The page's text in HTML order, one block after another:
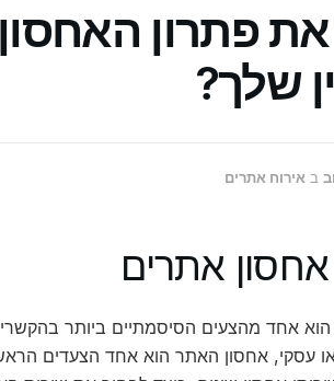
את פתרון
שלך?
ב אירוח אתרים
אתרים
אחד מהצעים הסיסמתיים ביותר
עסקי, אחסון האתר הוא אחד הצעדים